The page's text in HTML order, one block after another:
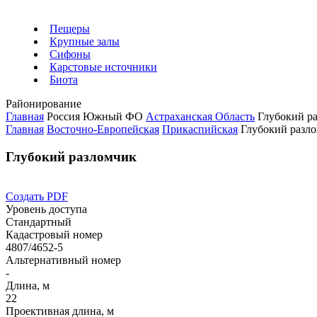
Пещеры
Крупные залы
Сифоны
Карстовые источники
Биота
Районирование
Главная Россия Южный ФО Астраханская Область Глубокий
Главная Восточно-Европейская Прикаспийская Глубокий
Глубокий разломчик
Создать PDF
Уровень доступа
Стандартный
Кадастровый номер
4807/4652-5
Альтернативный номер
-
Длина, м
22
Проективная длина, м